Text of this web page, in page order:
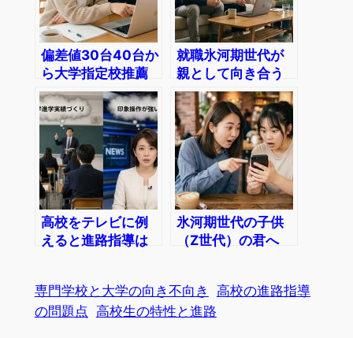
偏差値30台40台か
ら大学指定校推薦
の注意点
就職氷河期世代が
親として向き合う
子供(Z世代)の進路
高校をテレビに例
えると進路指導は
氷河期世代の子供
（Z世代）の君へ
専門学校と大学の向き不向き
高校の進路指導
の問題点 高校生の特性と進路